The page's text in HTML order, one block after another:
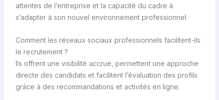
attentes de l’entreprise et la capacité du cadre à
s’adapter à son nouvel environnement professionnel.
Comment les réseaux sociaux professionnels facilitent-ils
le recrutement ?
Ils offrent une visibilité accrue, permettent une approche
directe des candidats et facilitent l’évaluation des profils
grâce à des recommandations et activités en ligne.